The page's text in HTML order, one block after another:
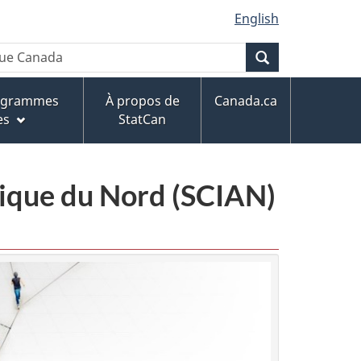
English
À propos de
StatCan
Canada.ca
du Nord (SCIAN)